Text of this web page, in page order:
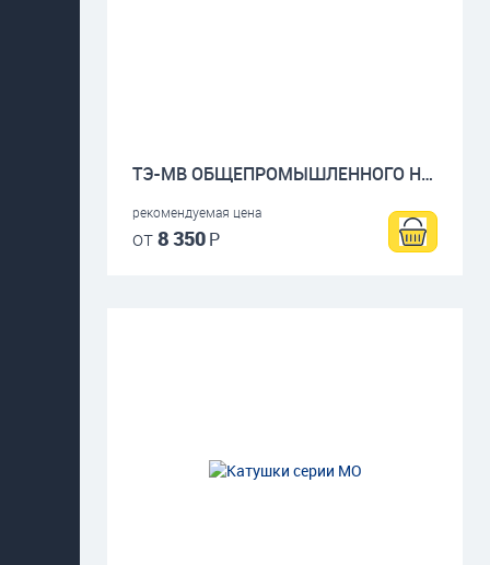
ТЭ-МВ ОБЩЕПРОМЫШЛЕННОГО НАЗНАЧЕНИЯ
рекомендуемая цена
от8 350Р